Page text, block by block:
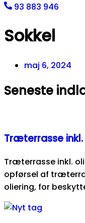
93 883 946
Sokkel
maj 6, 2024
Seneste
Træterrasse
Træterrasse inkl.
opførsel af
oliering, for